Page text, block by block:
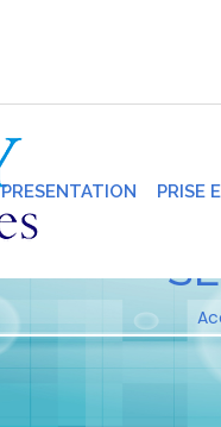
PRESENTATION PRISE